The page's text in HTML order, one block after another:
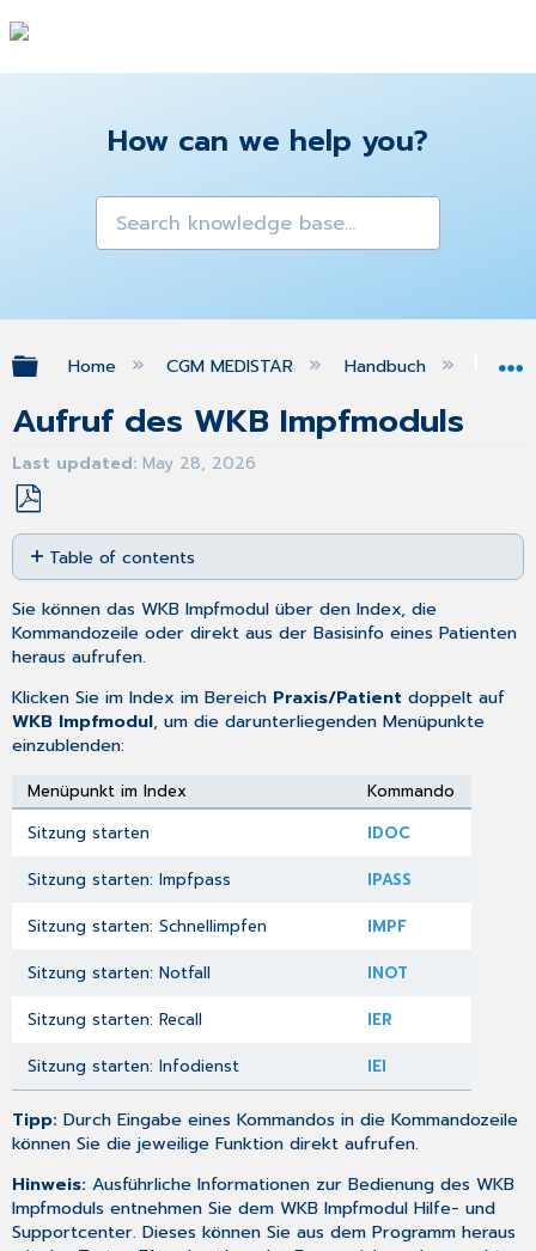
How can we help you?
Expand/collapse global hierarchy
Home CGM MEDISTAR Handbuch
Aufruf des WKB Impfmoduls
Last updated May 28, 2026
Save
as
PDF
Table of contents
Impfmodul-
Statistik
Sie können das WKB Impfmodul über denIndex, die
Kommandozeile oder direkt aus derBasisinfo eines Patienten
heraus aufrufen.
Klicken Sie im Index im Bereich Praxis/Patient doppelt auf
WKB Impfmodul, um die darunterliegenden Menüpunkte
einzublenden:
Menüpunkt im Index
Kommando
Sitzung starten
IDOC
Sitzung starten: Impfpass IPASS
Sitzung starten: Schnellimpfen IMPF
Sitzung starten: Notfall INOT
Sitzung starten: Recall IER
Sitzung starten: Infodienst IEI
Tipp:Durch Eingabe eines Kommandos in die Kommandozeile
können Sie die jeweilige Funktion direkt aufrufen.
Hinweis:Ausführliche Informationen zur Bedienung des WKB
Impfmoduls entnehmen Sie dem WKB Impfmodul Hilfe- und
Supportcenter. Dieses können Sie aus dem Programm heraus